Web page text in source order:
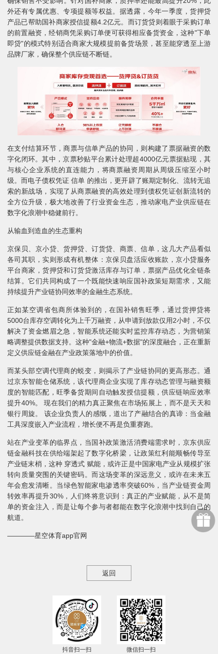
外还有专属优惠、专项提额等权益。据透露，今年一季度，货押贷
产品已帮助国补商家授信提额4.2亿元。而订货贷则着眼于采购订单
的前置融资，经销商凭采购订单便可获得相应备货资金，这种"下单
即贷"的模式特别适合商家大规模提前备货场景，甚至能穿透至上游
品牌厂家，确保整个供应链不断链。
在支付结算环节，商票与信单产品的协同，则构建了票据融资的数
字化闭环。其中，京票秒贴平台累计处理超4000亿元票据贴现，其
与核心企业系统的直连能力，将商票融资周期从周级压缩至小时
级。而电子债权凭证 信单 的推出，更开辟了账期定制化、流转无追
索的新战场，实现了从商票融资的高效处理到债权凭证创新流转的
全方位升级，极大地改善了行业资金生态，推动家电产业供应链在
数字化浪潮中稳健前行。
从输血到造血的生态重构
京保贝、京小贷、货押贷、订货贷、商票、信单，这几大产品看似
各司其职，实则形成有机整体：京保贝盘活应收账款，京小贷服务
平台商家，货押贷和订货贷激活库存与订单，票据产品优化全链条
结算。它们共同构成了一个既能快速响应国补政策短期需求，又能
持续提升产业链协同效率的金融生态系统。
正如某空调省包商所体验到的，在国补销售旺季，通过货押贷将
5000台库存空调转化为上千万融资，从申请到放款仅用2小时，不仅
解决了资金燃眉之急，智能系统还能实时监控库存动态，为营销策
略调整提供数据支持。这种"金融+物流+数据"的深度融合，正在重新
定义供应链金融在产业政策落地中的价值。
而某头部空调代理商的蜕变，则揭示了产业链协同的更高形态。通
过京东智能仓储系统，该代理商企业实现了库存动态管理与融资额
度的智能匹配，旺季备货期间自动触发授信提额，供应链响应效率
提升40%。 现在我们的精力真正聚焦在市场拓展上，而不是天天和
银行周旋。 该企业负责人的感慨，道出了产融结合的真谛：当金融
工具深度嵌入产业流程，增长便不再是负重赛跑。
站在产业变革的临界点，当国补政策激活消费端需求时，京东供应
链金融科技在供给端架起了数字化桥梁，让政策红利能顺畅传导至
产业链末梢，这种 穿透式 赋能，或许正是中国家电产业从规模扩张
转向质量突围的关键密码。而这场变革的深远意义，或许在未来五
年会愈发清晰。当绿色智能家电渗透率突破60%，当产业链资金周
转效率再提升30%，人们终将意识到：真正的产业赋能，从不是简
单的资金注入，而是让每个参与者都能在数字化浪潮中找到自己的
航道。
————星空体育app官网
返回
抖音扫一扫 微信扫一扫